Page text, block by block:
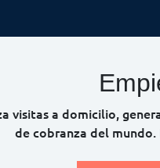
visitas a domicilio,
de cobranza del